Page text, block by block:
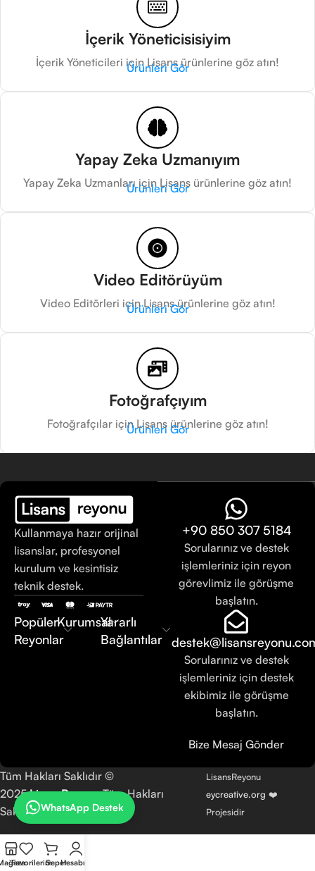
İçerik Yöneticisisiyim
İçerik Yöneticileri için Lisans ürünlerine göz atın!
Ürünleri Gör
Yapay Zeka Uzmanıyım
Yapay Zeka Uzmanları için Lisans ürünlerine göz atın!
Ürünleri Gör
Video Editörüyüm
Video Editörleri için Lisans ürünlerine göz atın!
Ürünleri Gör
Fotoğrafçıyım
Fotoğrafçılar için Lisans ürünlerine göz atın!
Ürünleri Gör
Kullanmaya hazır orijinal
lisanslar, profesyonel
kurulum ve kesintisiz
teknik destek.
Popüler
Reyonlar
KurumsalYararlı
Bağlantılar
+90 850 307 5184
Sorularınız ve destek
işlemleriniz için reyon
görevlimiz ile görüşme
başlatın.
Sorularınız ve destek
işlemleriniz için destek
ekibimiz ile görüşme
başlatın.
Bize Mesaj Gönder
Tüm Hakları Saklıdır ©
2025LisansReyonuTüm Hakları
Saklıdır.
LisansReyonu
eycreative.org ❤️
Projesidir
FavorilerimSepetHesabım
WhatsApp Destek